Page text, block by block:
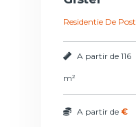
Residentie De Post
A partir de 116
m²
A partir de €